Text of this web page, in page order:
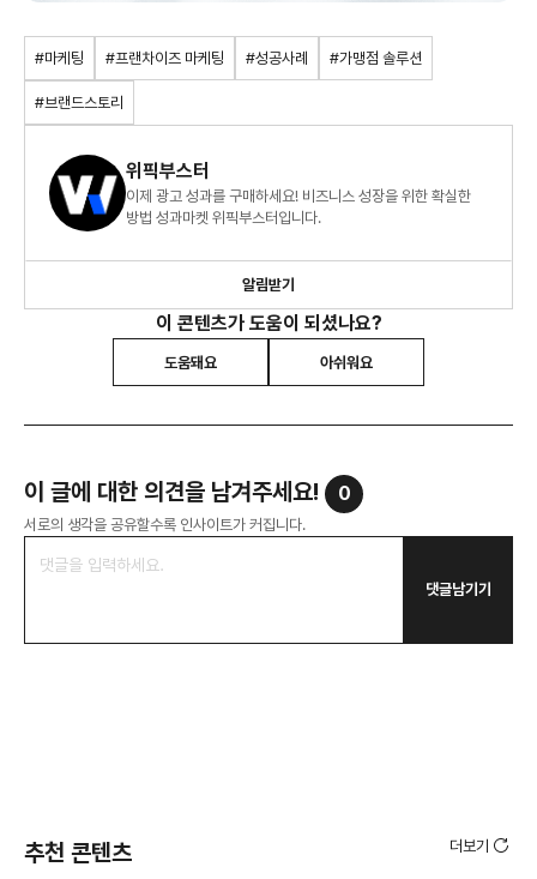
#마케팅 #프랜차이즈 마케팅 #성공사례 #가맹점 솔루션
#브랜드스토리
위픽부스터
이제 광고 성과를 구매하세요! 비즈니스 성장을 위한 확실한
방법 성과마켓 위픽부스터입니다.
알림받기
이 콘텐츠가 도움이 되셨나요?
도움돼요 아쉬워요
이 글에 대한 의견을 남겨주세요! 0
서로의 생각을 공유할수록 인사이트가 커집니다.
댓글남기기
추천 콘텐츠 더보기